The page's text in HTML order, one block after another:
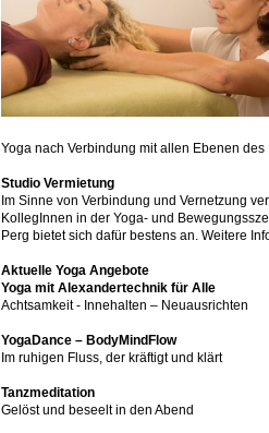
Yoga nach Verbindung mit allen Ebenen
Studio Vermietung
Im Sinne von Verbindung und Vernetzung
KollegInnen in der Yoga- und
Perg bietet sich dafür bestens an. Weitere
Aktuelle Yoga Angebote
Yoga mit Alexandertechnik für Alle
Achtsamkeit - Innehalten – Neuausrichten
YogaDance – BodyMindFlow
Im ruhigen Fluss, der kräftigt und klärt
Tanzmeditation
Gelöst und beseelt in den Abend